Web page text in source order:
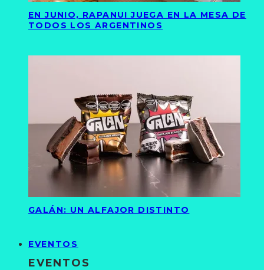
EN JUNIO, RAPANUI JUEGA EN LA MESA DE
TODOS LOS ARGENTINOS
GALÁN: UN ALFAJOR DISTINTO
EVENTOS
EVENTOS